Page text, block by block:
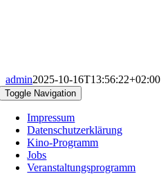
admin2025-10-16T13:56:22+02:00
Toggle Navigation
Impressum
Datenschutzerklärung
Kino-Programm
Jobs
Veranstaltungsprogramm